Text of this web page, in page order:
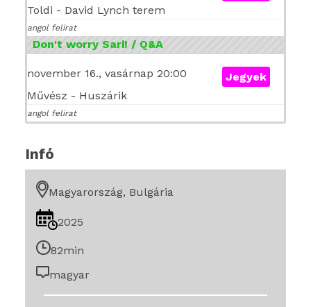
Toldi - David Lynch terem
angol felirat
Don't worry Sari! / Q&A
november 16., vasárnap 20:00
Művész - Huszárik
angol felirat
Jegyek
Infó
Magyarország, Bulgária
2025
82min
magyar